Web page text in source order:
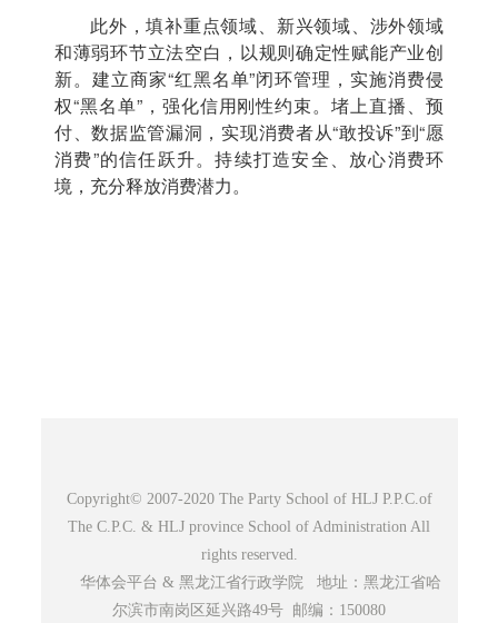
此外，填补重点领域、新兴领域、涉外领域
和薄弱环节立法空白，以规则确定性赋能产业创
新。建立商家“红黑名单”闭环管理，实施消费侵
权“黑名单”，强化信用刚性约束。堵上直播、预
付、数据监管漏洞，实现消费者从“敢投诉”到“愿
消费”的信任跃升。持续打造安全、放心消费环
境，充分释放消费潜力。
Copyright© 2007-2020 The Party School of HLJ P.P.C.of
The C.P.C. & HLJ province School of Administration All
rights reserved.
华体会平台 & 黑龙江省行政学院 地址：黑龙江省哈
尔滨市南岗区延兴路49号 邮编：150080